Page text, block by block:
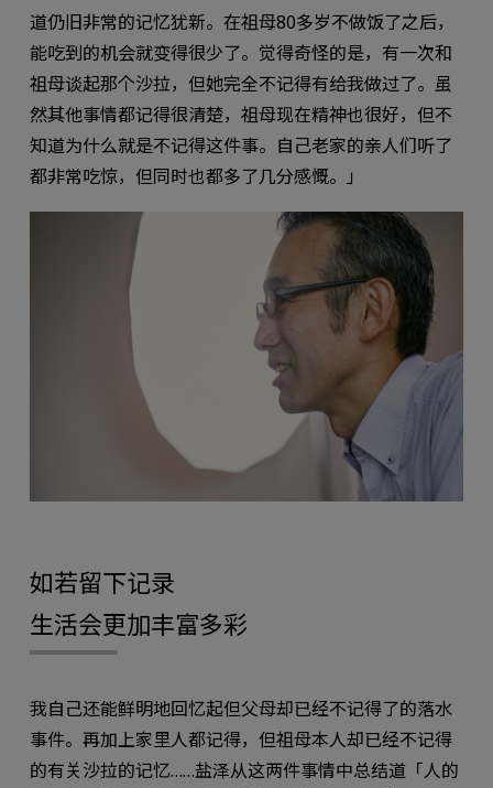
道仍旧非常的记忆犹新。在祖母80多岁不做饭了之后，
能吃到的机会就变得很少了。觉得奇怪的是，有一次和
祖母谈起那个沙拉，但她完全不记得有给我做过了。虽
然其他事情都记得很清楚，祖母现在精神也很好，但不
知道为什么就是不记得这件事。自己老家的亲人们听了
都非常吃惊，但同时也都多了几分感慨。」
如若留下记录
生活会更加丰富多彩
我自己还能鲜明地回忆起但父母却已经不记得了的落水
事件。再加上家里人都记得，但祖母本人却已经不记得
的有关沙拉的记忆……盐泽从这两件事情中总结道「人的